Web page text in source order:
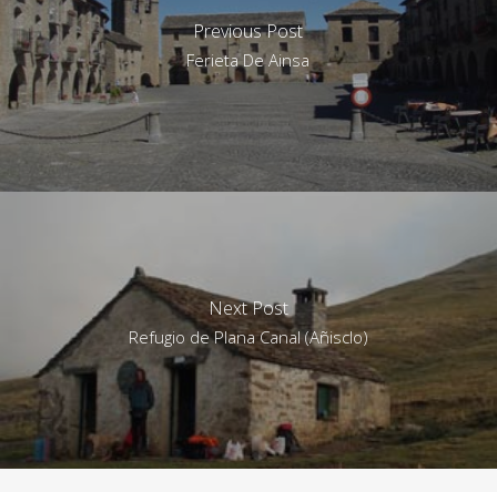
Previous Post
Ferieta De Ainsa
Next Post
Refugio de Plana Canal (Añisclo)